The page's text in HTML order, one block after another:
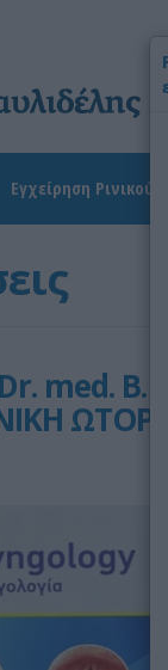
Εγχείρηση Ρινικού
med. B.